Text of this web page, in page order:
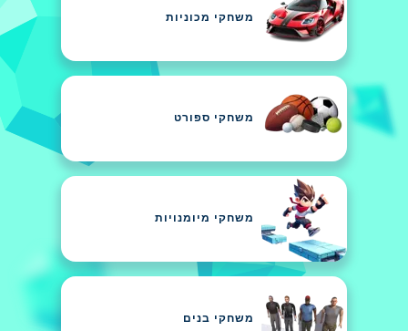
משחקי מכוניות
משחקי ספורט
משחקי מיומנויות
משחקי בנים